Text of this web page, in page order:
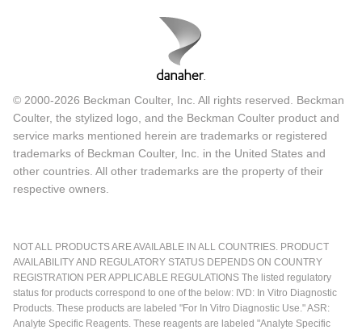
© 2000-2026 Beckman Coulter, Inc. All rights reserved. Beckman
Coulter, the stylized logo, and the Beckman Coulter product and
service marks mentioned herein are trademarks or registered
trademarks of Beckman Coulter, Inc. in the United States and
other countries. All other trademarks are the property of their
respective owners.
NOT ALL PRODUCTS ARE AVAILABLE IN ALL COUNTRIES. PRODUCT
AVAILABILITY AND REGULATORY STATUS DEPENDS ON COUNTRY
REGISTRATION PER APPLICABLE REGULATIONS The listed regulatory
status for products correspond to one of the below: IVD: In Vitro Diagnostic
Products. These products are labeled "For In Vitro Diagnostic Use." ASR:
Analyte Specific Reagents. These reagents are labeled "Analyte Specific